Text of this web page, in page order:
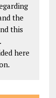
the
this
here